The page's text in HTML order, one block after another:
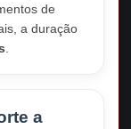
de
a duração
a